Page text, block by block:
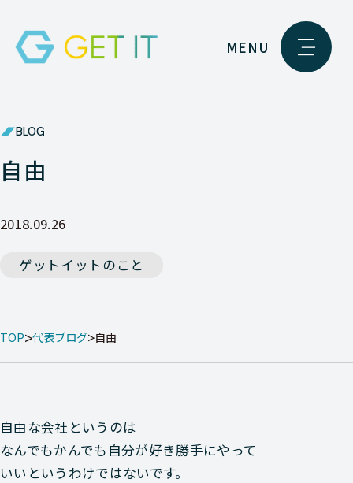
MENU
BLOG
自由
2018.09.26
ゲットイットのこと
TOP 代表ブログ 自由
自由な会社というのは
なんでもかんでも自分が好き勝手にやって
いいというわけではないです。